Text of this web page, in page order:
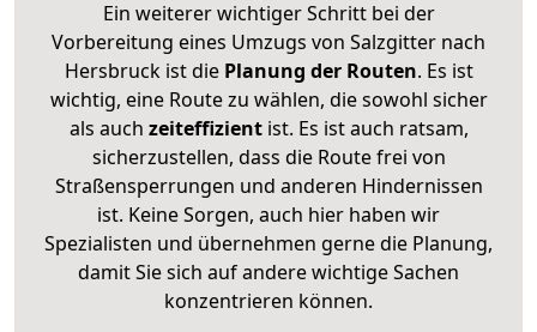
Ein weiterer wichtiger Schritt bei der
Vorbereitung eines Umzugs von Salzgitter nach
Hersbruck ist diePlanung der Routen. Es ist
wichtig, eine Route zu wählen, die sowohl sicher
als auch zeiteffizientist. Es ist auch ratsam,
sicherzustellen, dass die Route frei von
Straßensperrungen und anderen Hindernissen
ist. Keine Sorgen, auch hier haben wir
Spezialisten und übernehmen gerne die Planung,
damit Sie sich auf andere wichtige Sachen
konzentrieren können.